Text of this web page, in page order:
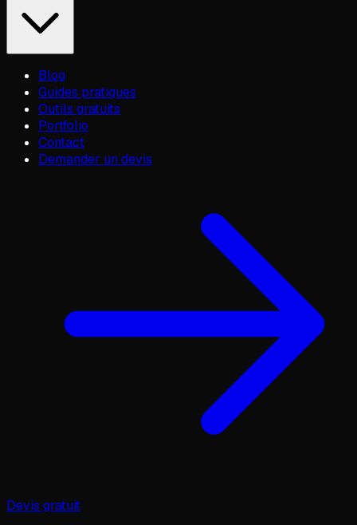
Blog
Guides pratiques
Outils gratuits
Portfolio
Contact
Demander un devis
Devis gratuit